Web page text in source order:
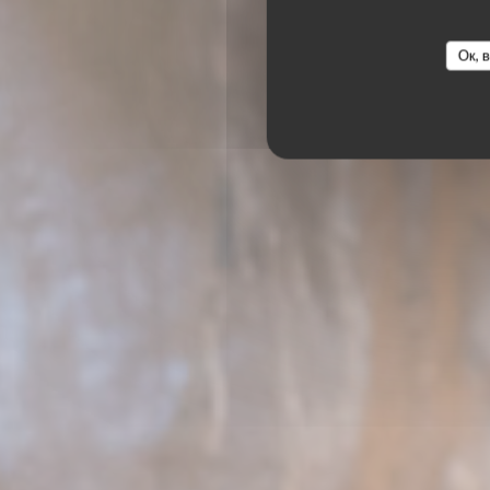
Ок,
PODENCO BODEGA